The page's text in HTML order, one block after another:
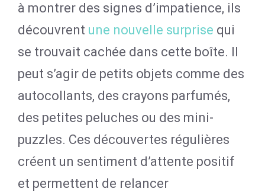
à montrer des signes d’impatience, ils
découvrent une nouvelle surprise qui
se trouvait cachée dans cette boîte. Il
peut s’agir de petits objets comme des
autocollants, des crayons parfumés,
des petites peluches ou des mini-
puzzles. Ces découvertes régulières
créent un sentiment d’attente positif
et permettent de relancer